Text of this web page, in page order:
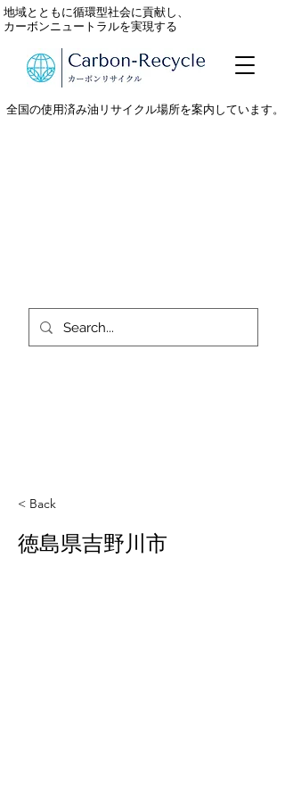
全国の使用済み油リサイクル場所を案内しています。
地域とともに循環型社会に貢献し、
カーボンニュートラルを実現する
< Back
徳島県吉野川市